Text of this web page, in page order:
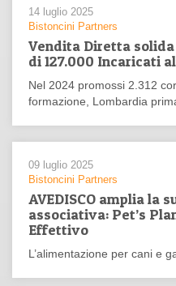
14 luglio 2025
Bistoncini Partners
Vendita Diretta
di 127.000 Incaricati
Nel 2024 promossi 2.312
formazione, Lombardia
09 luglio 2025
Bistoncini Partners
AVEDISCO amplia la
associativa: Pet’s
Effettivo
L’alimentazione per cani e